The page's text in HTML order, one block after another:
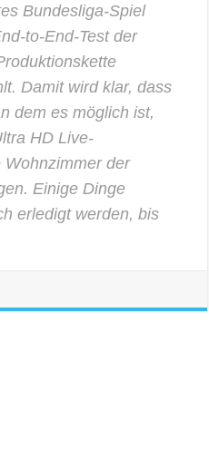
Bundesliga-Spiel
to-End-Test der
Damit wird klar, dass
dem es möglich ist,
HD Live-
der
Einige Dinge
erledigt werden, bis